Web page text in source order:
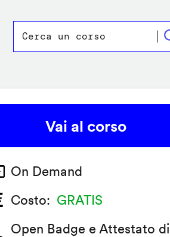
Vai al corso
On Demand
Costo
GRATIS
Open Badge e Attestato di